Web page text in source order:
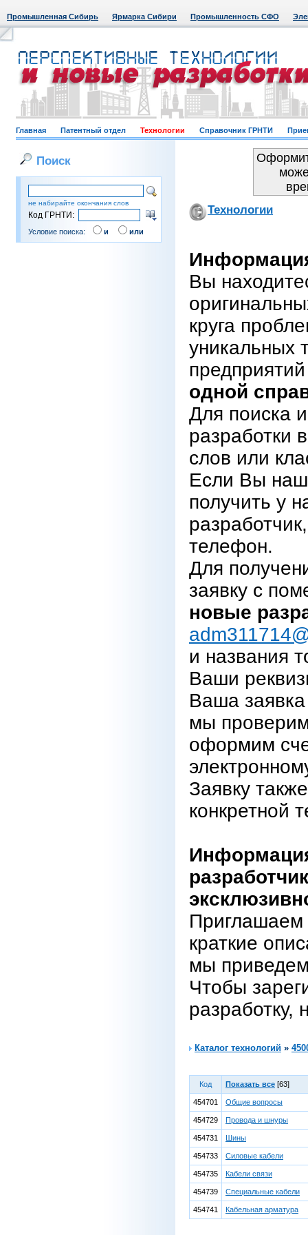
Промышленная Сибирь Ярмарка Сибири Промышленность СФО
Главная Патентный отдел Технологии Справочник ГРНТИ
Поиск
не набирайте окончания слов
Код ГРНТИ:
Условие поиска: и или
Технологии
Вы
круга
уникальных
одной
Для поиска
разработки
слов или
Если Вы
получить у
телефон.
Для
заявку с
новые
и названия
Ваши
Ваша
мы
оформим
Заявку
конкретной
Приглашаем
краткие
мы
Чтобы
разработку,
Каталог технологий »
Код Показать все [63]
454701 Общие вопросы
454729 Провода и шнуры
454731 Шины
454733 Силовые кабели
454735 Кабели связи
454739 Специальные кабели
454741 Кабельная арматура